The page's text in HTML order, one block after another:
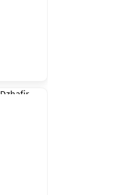
Dzhafir